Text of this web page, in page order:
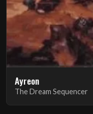
Ayreon
The Dream Sequencer